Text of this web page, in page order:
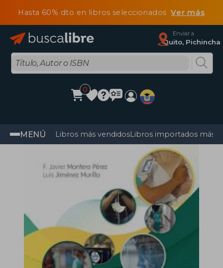
Hasta 60% dto en libros seleccionadosVer más
Enviar a
Quito, Pichincha
0
MENÚ Libros más vendidosLibros importados más